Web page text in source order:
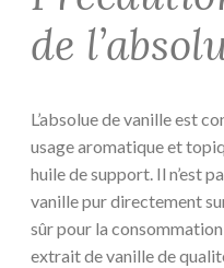
de
L’absolue de vanille est
usage aromatique et
huile de support. Il n’est
vanille pur directement
sûr pour la consommation
extrait de vanille de